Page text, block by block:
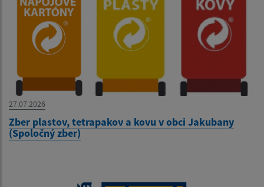
27.07.2026
Zber plastov, tetrapakov a kovu v obci Jakubany
(Spoločný zber)